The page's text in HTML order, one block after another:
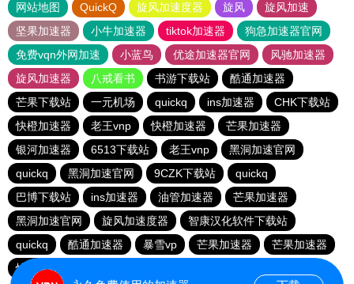
网站地图 QuickQ 旋风加速度器 旋风
旋风加速
坚果加速器
小牛加速器 tiktok加速器
狗急加速器官网
免费vqn外网加速
小蓝鸟 优途加速器官网
风驰加速器
旋风加速器
八戒看书 书游下载站
酷通加速器
芒果下载站
一元机场 quickq ins加速器
CHK下载站
快橙加速器
老王vnp 快橙加速器
芒果加速器
银河加速器
6513下载站 老王vnp
黑洞加速官网
quickq
黑洞加速官网 9CZK下载站
quickq
巴博下载站
ins加速器 油管加速器
芒果加速器
黑洞加速官网
旋风加速度器
智康汉化软件下载站
quickq
酷通加速器 暴雪vp 芒果加速器
芒果加速器
快橙加速器